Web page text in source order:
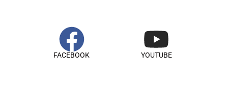
FACEBOOK YOUTUBE